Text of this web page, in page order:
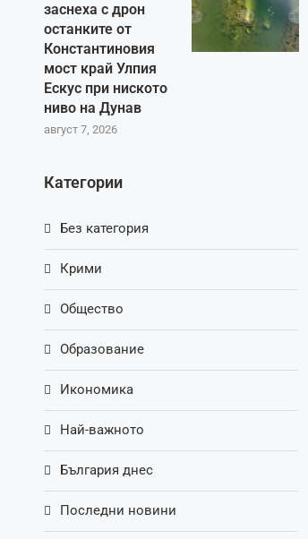
заснеха с дрон
останките от
Константиновия
мост край Улпия
Ескус при ниското
ниво на Дунав
август 7, 2026
Категории
Без категория
Крими
Общество
Образование
Икономика
Най-важното
България днес
Последни новини